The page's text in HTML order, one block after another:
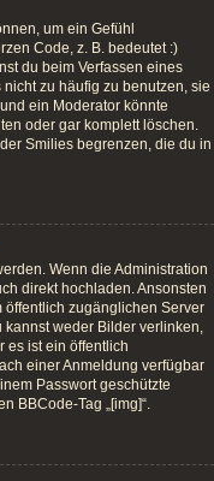
um ein Gefühl
Code, z. B. bedeutet :)
du beim Verfassen eines
zu häufig zu benutzen, sie
ein Moderator könnte
oder gar komplett löschen.
Smilies begrenzen, die du in
Wenn die Administration
direkt hochladen. Ansonsten
öffentlich zugänglichen Server
kannst weder Bilder verlinken,
es ist ein öffentlich
einer Anmeldung verfügbar
Passwort geschützte
BBCode-Tag „[img]“.